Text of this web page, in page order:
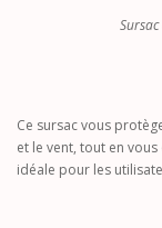
Ce sursac vous
et le vent, tout en
idéale pour les